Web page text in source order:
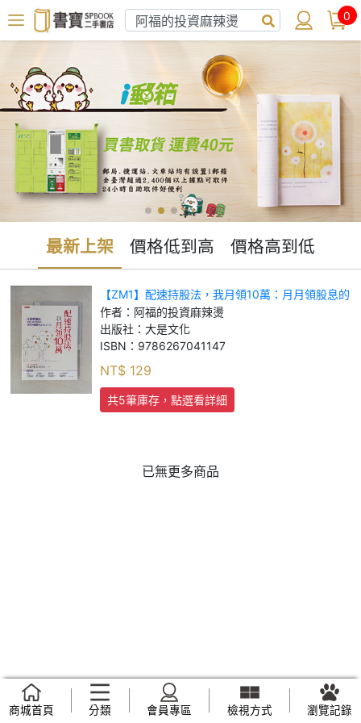
0
最新上架 價格低到高 價格高到低
【ZM1】配速持股法，我月領10萬：月月領股息的
超強資產配置，獲利極穩化的最快方法_阿福的投
資麻辣燙
作者： 阿福的投資麻辣燙
出版社： 大是文化
ISBN： 9786267041147
NT$ 129
共5筆庫存，點選看詳細
已無更多商品
商城首頁 分類 會員專區 檢視方式 瀏覽記錄